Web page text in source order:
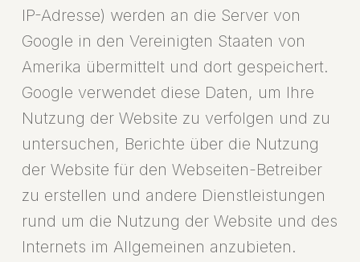
IP-Adresse) werden an die Server von
Google in den Vereinigten Staaten von
Amerika übermittelt und dort gespeichert.
Google verwendet diese Daten, um Ihre
Nutzung der Website zu verfolgen und zu
untersuchen, Berichte über die Nutzung
der Website für den Webseiten-Betreiber
zu erstellen und andere Dienstleistungen
rund um die Nutzung der Website und des
Internets im Allgemeinen anzubieten.